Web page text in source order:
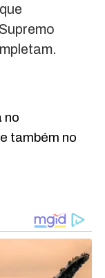
no
também no